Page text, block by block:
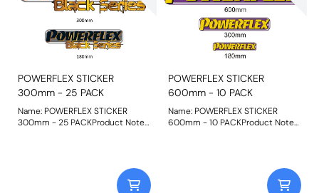
POWERFLEX STICKER
300mm - 25 PACK
Name: POWERFLEX STICKER
300mm - 25 PACKProduct Notes:
POWERFLEX STICKER
600mm - 10 PACK
Name: POWERFLEX STICKER
600mm - 10 PACKProduct Notes: